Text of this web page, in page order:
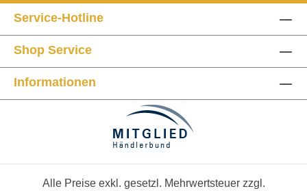
Service-Hotline
Shop Service
Informationen
Alle Preise exkl. gesetzl. Mehrwertsteuer zzgl.